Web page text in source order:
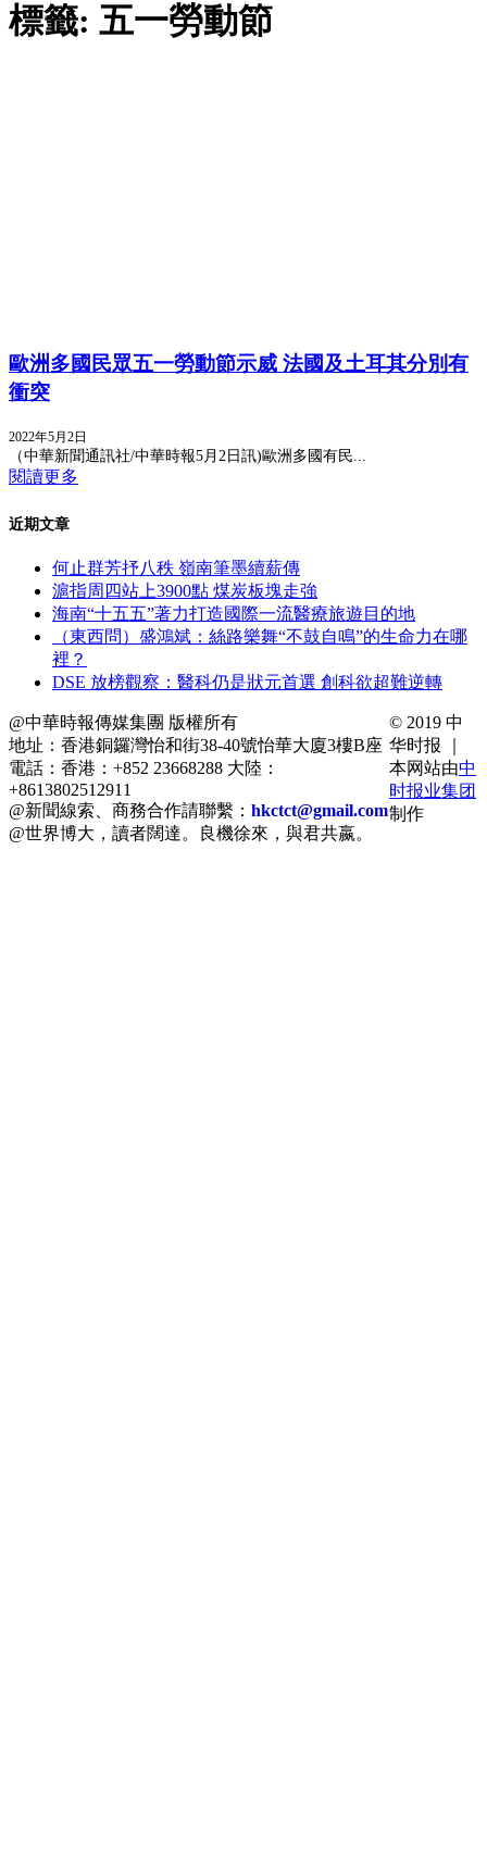
標籤: 五一勞動節
歐洲多國民眾五一勞動節示威 法國及土耳其分別有
衝突
2022年5月2日
（中華新聞通訊社/中華時報5月2日訊)歐洲多國有民...
閱讀更多
近期文章
何止群芳抒八秩 嶺南筆墨續薪傳
滬指周四站上3900點 煤炭板塊走強
海南“十五五”著力打造國際一流醫療旅遊目的地
（東西問）盛鴻斌：絲路樂舞“不鼓自鳴”的生命力在哪
裡？
DSE 放榜觀察：醫科仍是狀元首選 創科欲超難逆轉
@中華時報傳媒集團 版權所有
地址：香港銅鑼灣怡和街38-40號怡華大廈3樓B座
電話：香港：+852 23668288 大陸：
+8613802512911
@新聞線索、商務合作請聯繫： hkctct@gmail.com
@世界博大，讀者闊達。良機徐來，與君共嬴。
© 2019 中
华时报 ｜
本网站由中
时报业集团
制作